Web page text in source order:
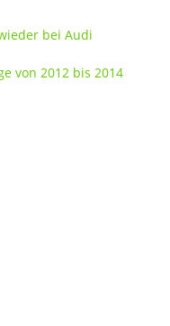
bei Audi
von 2012 bis 2014